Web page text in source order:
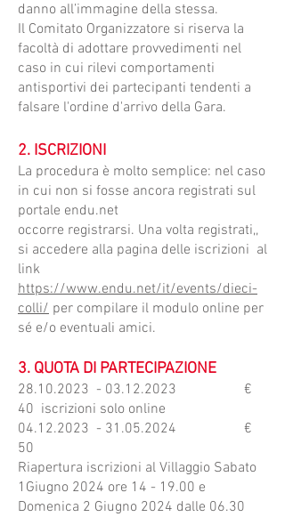
danno all’immagine della stessa.
Il Comitato Organizzatore si riserva la
facoltà di adottare provvedimenti nel
caso in cui rilevi comportamenti
antisportivi dei partecipanti tendenti a
falsare l'ordine d'arrivo della Gara.
2. ISCRIZIONI
​La procedura è molto semplice: nel caso
in cui non si fosse ancora registrati sul
portale endu.net
occorre registrarsi. Una volta registrati,,
si accedere alla pagina delle iscrizioni al
link
https://www.endu.net/it/events/dieci-
colli/ per compilare il modulo online per
sé e/o eventuali amici.
3. QUOTA DI PARTECIPAZIONE
28.10.2023 - 03.12.2023 €
40 iscrizioni solo online
04.12.2023 - 31.05.2024 €
50
Riapertura iscrizioni al Villaggio Sabato
1Giugno 2024 ore 14 - 19.00 e
Domenica 2 Giugno 2024 dalle 06.30